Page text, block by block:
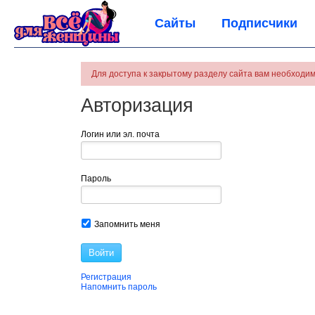
Сайты Подписчики
Для доступа к закрытому разделу сайта вам
Авторизация
Логин или эл. почта
Пароль
Запомнить меня
Войти
Регистрация
Напомнить пароль